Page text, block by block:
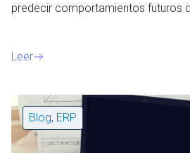
predecir comportamientos futuros
Leer
Blog, ERP